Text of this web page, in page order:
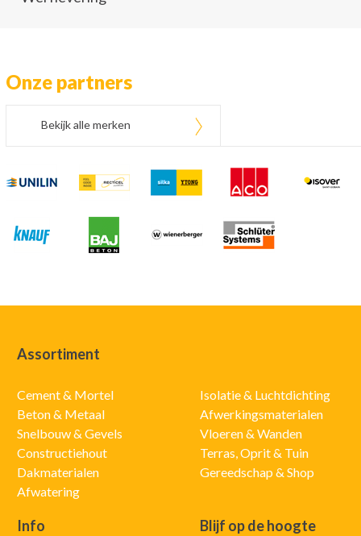
Onze partners
Bekijk alle merken
Assortiment
Cement & Mortel
Beton & Metaal
Snelbouw & Gevels
Constructiehout
Dakmaterialen
Afwatering
Isolatie & Luchtdichting
Afwerkingsmaterialen
Vloeren & Wanden
Terras, Oprit & Tuin
Gereedschap & Shop
Info Blijf op de hoogte